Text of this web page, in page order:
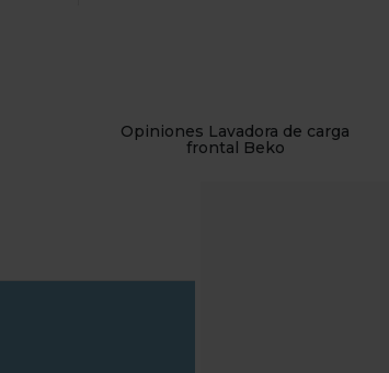
Opiniones Lavadora de carga
frontal Beko